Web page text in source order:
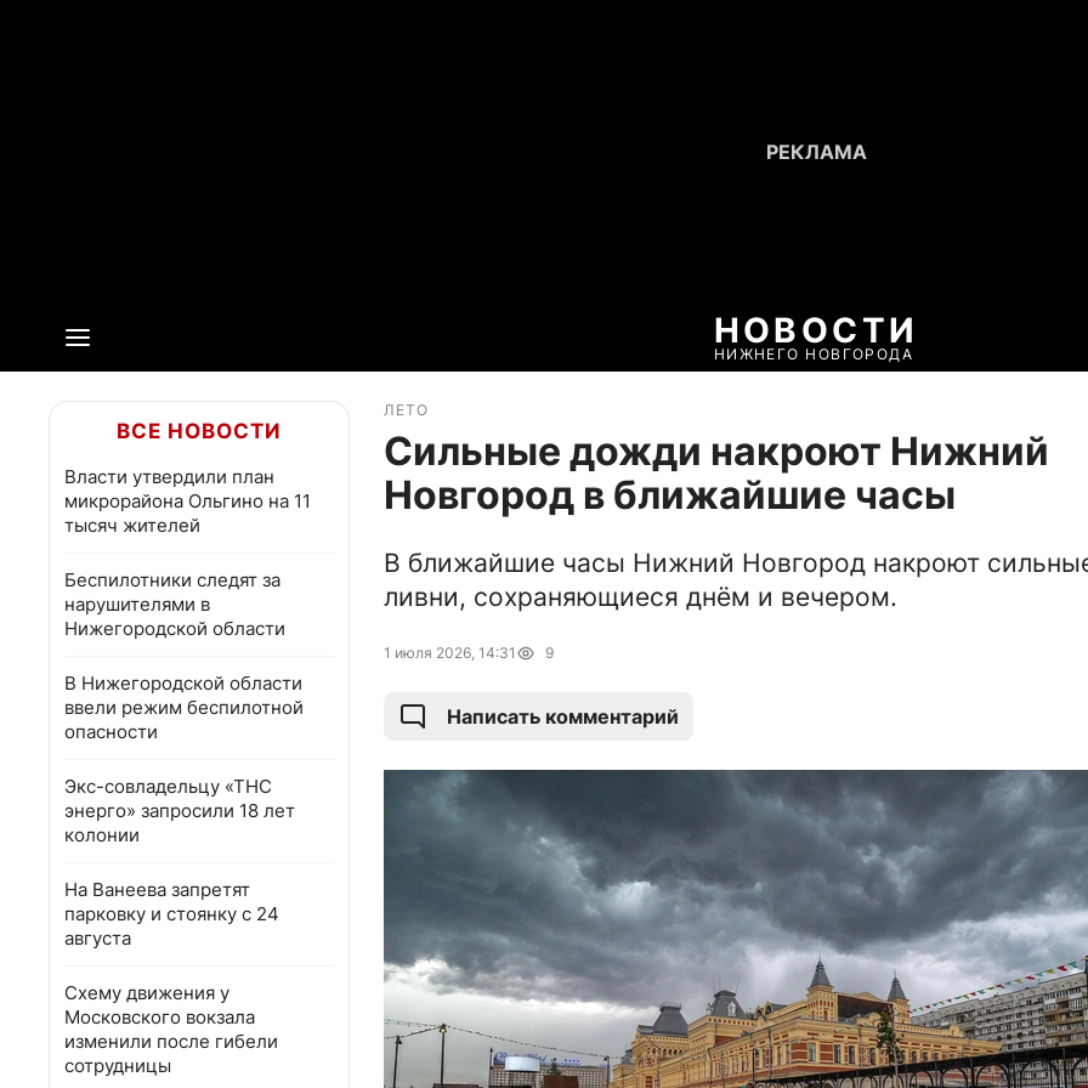
НОВОСТИ
НИЖНЕГО НОВГОРОДА
ВСЕ НОВОСТИ
Власти утвердили план
микрорайона Ольгино на 11
тысяч жителей
Беспилотники следят за
нарушителями в
Нижегородской области
В Нижегородской области
ввели режим беспилотной
опасности
Экс-совладельцу «ТНС
энерго» запросили 18 лет
колонии
На Ванеева запретят
парковку и стоянку с 24
августа
Схему движения у
Московского вокзала
изменили после гибели
сотрудницы
ЛЕТО
Сильные дожди накроют Нижний
Новгород в ближайшие часы
В ближайшие часы Нижний Новгород накроют
ливни, сохраняющиеся днём и вечером.
1 июля 2026, 14:31 9
Написать комментарий